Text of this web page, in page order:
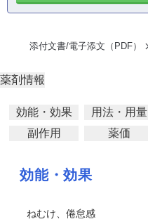
添付文書/電子添文（PDF）
薬剤情報
効能・効果 用法・用量
副作用
薬価
効能・効果
ねむけ、倦怠感